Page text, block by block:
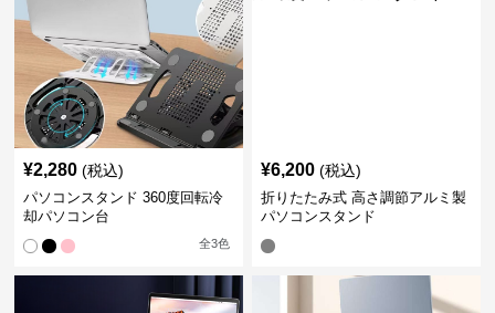
¥2,280 (税込)
パソコンスタンド 360度回転冷
却パソコン台
全3色
¥6,200 (税込)
折りたたみ式 高さ調節アルミ製
パソコンスタンド